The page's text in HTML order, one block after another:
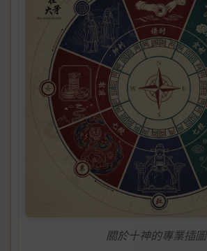
關於十神的專業插圖